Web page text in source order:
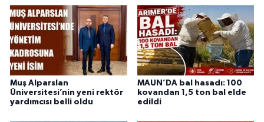
Muş Alparslan
Üniversitesi’nin yeni rektör
yardımcısı belli oldu
MAUN’DA bal hasadı: 100
kovandan 1,5 ton bal elde
edildi